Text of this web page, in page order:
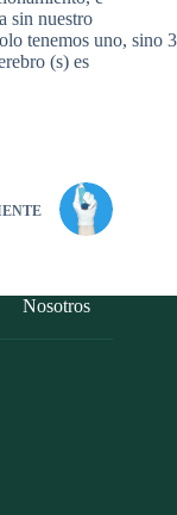
sin nuestro
tenemos uno, sino 3
(s) es
Nosotros